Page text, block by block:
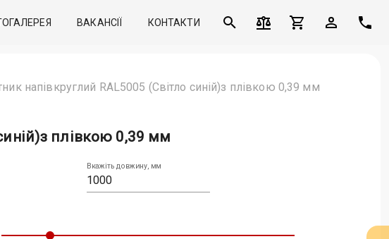
ВАКАНСІЇ КОНТАКТИ
напівкруглий RAL5005 (Світло синій)з плівкою 0,39 мм
плівкою 0,39 мм
Вкажіть довжину, мм